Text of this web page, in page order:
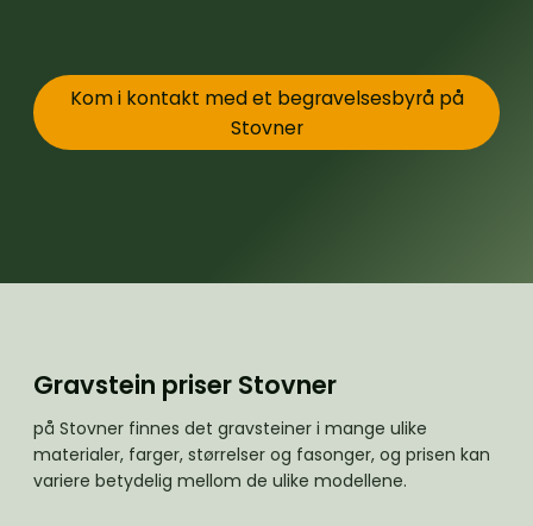
Kom i kontakt med et begravelsesbyrå på
Stovner
Gravstein priser Stovner
på Stovner finnes det gravsteiner i mange ulike
materialer, farger, størrelser og fasonger, og prisen kan
variere betydelig mellom de ulike modellene.